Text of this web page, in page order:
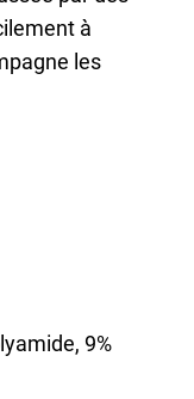
à
les
9%